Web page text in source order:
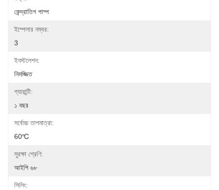
কেন্দ্রাতিগ পাম্প
ইম্পেলার নম্বর:
3
ইনস্টলেশন:
নিমজ্জিত
গ্যারান্টি:
১ বছর
সর্বোচ্চ তাপমাত্রা:
60℃
সুরক্ষা শ্রেণি:
আইপি ৬৮
সিলিং: